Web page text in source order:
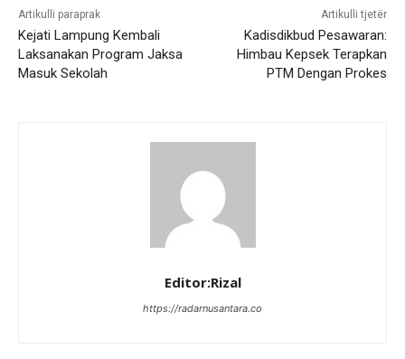
Artikulli paraprak
Kejati Lampung Kembali
Laksanakan Program Jaksa
Masuk Sekolah
Artikulli tjetër
Kadisdikbud Pesawaran:
Himbau Kepsek Terapkan
PTM Dengan Prokes
Editor:Rizal
https://radarnusantara.co